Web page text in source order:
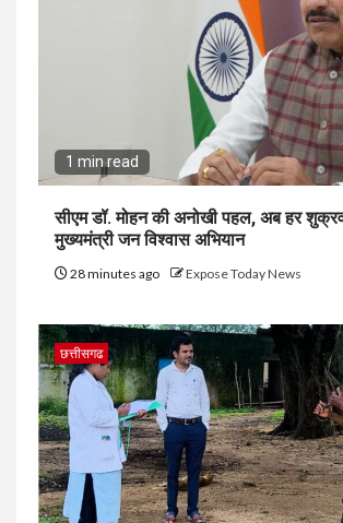
1 min read
सीएम डॉ. मोहन की अनोखी पहल, अब हर
मुख्यमंत्री जन विश्वास अभियान
28 minutes ago Expose Today News
छत्तीसगढ